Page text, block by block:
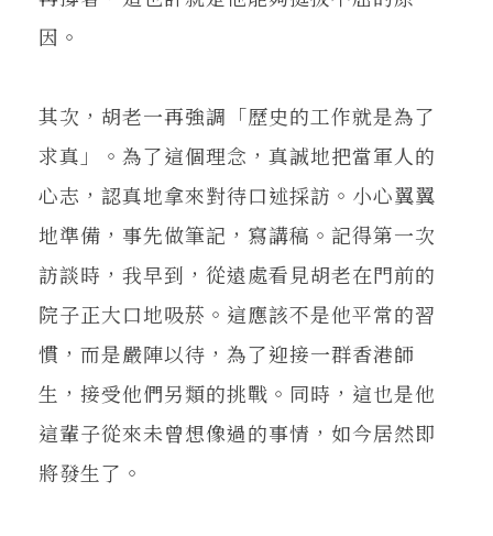
因。
其次，胡老一再強調「歷史的工作就是為了
求真」。為了這個理念，真誠地把當軍人的
心志，認真地拿來對待口述採訪。小心翼翼
地準備，事先做筆記，寫講稿。記得第一次
訪談時，我早到，從遠處看見胡老在門前的
院子正大口地吸菸。這應該不是他平常的習
慣，而是嚴陣以待，為了迎接一群香港師
生，接受他們另類的挑戰。同時，這也是他
這輩子從來未曾想像過的事情，如今居然即
將發生了。